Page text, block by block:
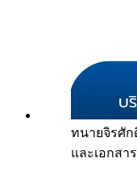
ทนายจิรศัก
และเอกสาร